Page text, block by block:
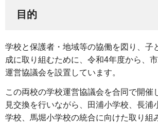
目的
学校と保護者・地域等の協働を図り、子
成に取り組むために、令和4年度から、
運営協議会を設置しています。
この両校の学校運営協議会を合同で開催
見交換を行いながら、田浦小学校、長浦
学校、馬堀小学校の統合に向けた取り組